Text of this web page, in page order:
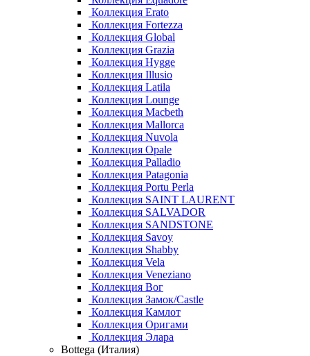
Коллекция Erato
Коллекция Fortezza
Коллекция Global
Коллекция Grazia
Коллекция Hygge
Коллекция Illusio
Коллекция Latila
Коллекция Lounge
Коллекция Macbeth
Коллекция Mallorca
Коллекция Nuvola
Коллекция Opale
Коллекция Palladio
Коллекция Patagonia
Коллекция Portu Perla
Коллекция SAINT LAURENT
Коллекция SALVADOR
Коллекция SANDSTONE
Коллекция Savoy
Коллекция Shabby
Коллекция Vela
Коллекция Veneziano
Коллекция Вог
Коллекция Замок/Castle
Коллекция Камлот
Коллекция Оригами
Коллекция Элара
Bottega (Италия)